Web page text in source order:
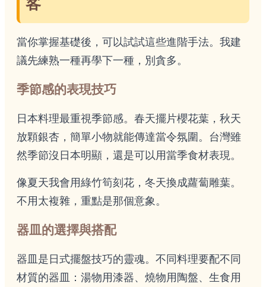
當你掌握基礎後，可以試試這些進階手法。我建
議先練熟一種再學下一種，別貪多。
季節感的表現技巧
日本料理最重視季節感。春天擺片櫻花葉，秋天
放顆銀杏，簡單小物就能傳達當令氛圍。台灣雖
然季節沒日本明顯，還是可以用當季食材表現。
像夏天我會用綠竹筍刻花，冬天換成蘿蔔雕葉。
不用太複雜，重點是那個意象。
器皿的選擇與搭配
器皿是日式擺盤技巧的靈魂。不同料理要配不同
材質的器皿：湯物用漆器、燒物用陶盤、生食用